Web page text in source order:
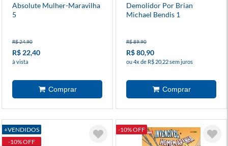
Absolute Mulher-Maravilha
5
R$ 24,90
R$ 22,40
à vista
Demolidor Por Brian
Michael Bendis 1
R$ 89,90
R$ 80,90
ou 4x de R$ 20,22 sem juros
+VENDIDOS
-10% OFF
-10% OFF